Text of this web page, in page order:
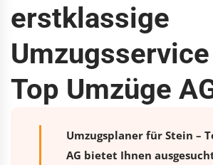
erstklassige
Top Umzüge
Umzugsplaner für Stein –
AG bietet Ihnen